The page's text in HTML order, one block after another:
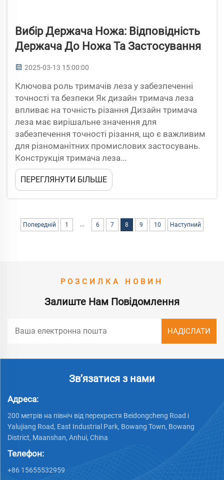
Вибір Держача Ножа: Відповідність
Держача До Ножа Та Застосування
2025-03-13 15:00:00
Ключова роль тримачів леза у забезпеченні
точності та безпеки Як дизайн тримача леза
впливає на точність різання Дизайн тримача
леза має вирішальне значення для
забезпечення точності різання, що є важливим
для різноманітних промислових застосувань.
Конструкція тримача леза...
ПЕРЕГЛЯНУТИ БІЛЬШЕ
Попередній 1 ... 6 7 8 9 10 Наступний
РОЗСИЛКА НОВИН
Залиште Нам Повідомлення
Зв’язатися з нами
Адреса:
200 метрів на північ від перехрестя Beidongcheng Road і
Yalujiang Road, East Industrial Park, Bowang Town, Bowang
District, Maanshan, Anhui, China
Телефон:
+86 15655532959